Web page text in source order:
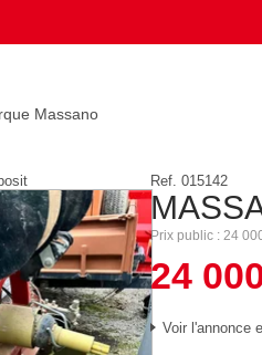
Massano
Ref. 015142
Prix public 24
24
Voir l'annonce